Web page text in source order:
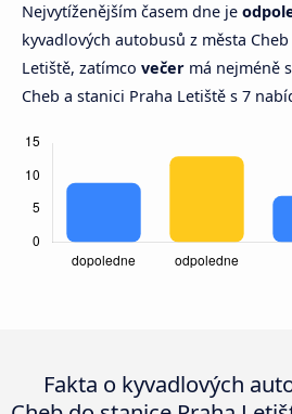
Nejvytíženějším časem dne je
kyvadlových autobusů z města
Letiště, zatímco večer má nejméně
Cheb a stanici Praha Letiště s 7
Fakta o kyvadlových